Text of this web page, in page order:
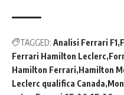
TAGGED: Analisi Ferrari F1
Ferrari Hamilton Leclerc
Hamilton Ferrari Hamilton
Leclerc qualifica Canada